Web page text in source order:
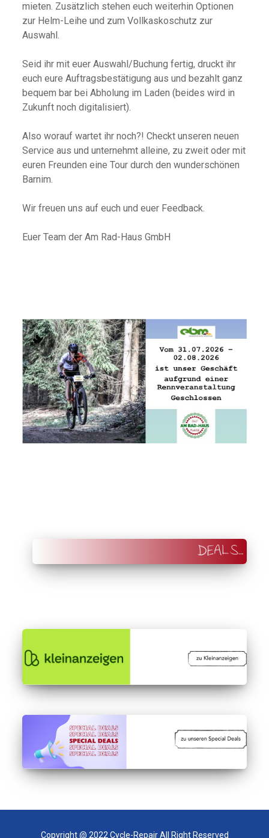
mieten. Zusätzlich stehen euch weiterhin Optionen
zur Helm-Leihe und zum Vollkaskoschutz zur
Auswahl.
Seid ihr mit euer Auswahl/Buchung fertig, druckt ihr
euch eure Auftragsbestätigung aus und bezahlt ganz
bequem bar bei Abholung im Laden (beides wird in
Zukunft noch digitalisiert).
Also worauf wartet ihr noch?! Checkt unseren neuen
Service aus und unternehmt alleine, zu zweit oder mit
euren Freunden eine Tour durch den wunderschönen
Barnim.
Wir freuen uns auf euch und euer Feedback.
Euer Team der Am Rad-Haus GmbH
Copyright @ 2022 Cycle-Repair All Right Reserved